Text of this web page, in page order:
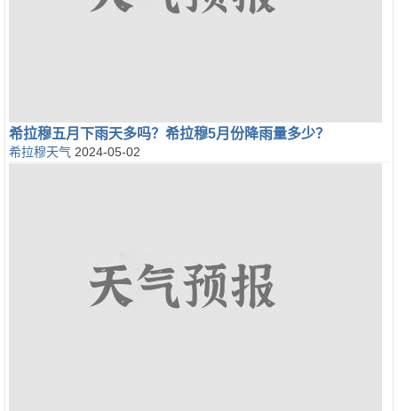
希拉穆五月下雨天多吗？希拉穆5月份降雨量多少？
希拉穆天气 2024-05-02